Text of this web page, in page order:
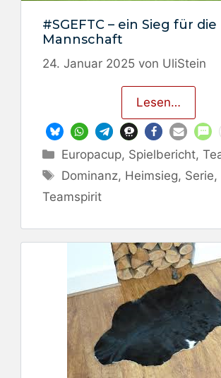
#SGEFTC – ein Sieg für die
Mannschaft
24. Januar 2025 von UliStein
Lesen…
Kategorien
Europacup, Spielbericht,
Schlagwörter
Dominanz, Heimsieg, Serie,
Teamspirit